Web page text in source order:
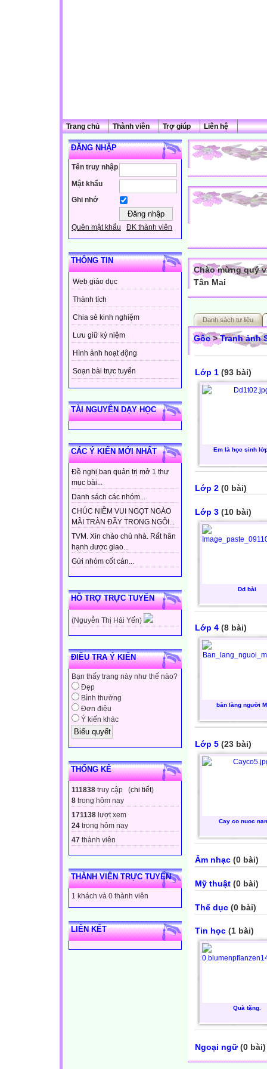
Trang chủ Thành viên Trợ giúp Liên hệ
ĐĂNG NHẬP
Tên truy nhập
Mật khẩu
Ghi nhớ
Quên mật khẩu ĐK thành viên
THÔNG TIN
Web giáo dục
Thành tích
Chia sẻ kinh nghiệm
Lưu giữ kỷ niệm
Hình ảnh hoạt động
Soạn bài trực tuyến
TÀI NGUYÊN DẠY HỌC
CÁC Ý KIẾN MỚI NHẤT
Đề nghị ban quản trị mở 1 thư
mục bài...
Danh sách các nhóm...
CHÚC NIỀM VUI NGỌT NGÀO
MÃI TRÀN ĐẦY TRONG NGÔI...
TVM. Xin chào chủ nhà. Rất hân
hạnh được giao...
Gửi nhóm cốt cán...
HỖ TRỢ TRỰC TUYẾN
(Nguyễn Thị Hải Yến)
ĐIỀU TRA Ý KIẾN
Bạn thấy trang này như thế nào?
Đẹp
Bình thường
Đơn điệu
Ý kiến khác
THỐNG KÊ
111838 truy cập (chi tiết)
8 trong hôm nay
171138 lượt xem
24 trong hôm nay
47 thành viên
THÀNH VIÊN TRỰC TUYẾN
1 khách và 0 thành viên
LIÊN KẾT
Chào mừng quý
Tân Mai
Danh sách tư liệu
Gốc>Tranh ảnh
Lớp 1 (93 bài)
Em là học sinh
Lớp 2 (0 bài)
Lớp 3 (10 bài)
Dd bài
Lớp 4 (8 bài)
bản làng người
Lớp 5 (23 bài)
Cay co nuoc
Âm nhạc (0 bài)
Mỹ thuật (0 bài)
Thể dục (0 bài)
Tin học (1 bài)
Quà tặng.
Ngoại ngữ(0 bài)